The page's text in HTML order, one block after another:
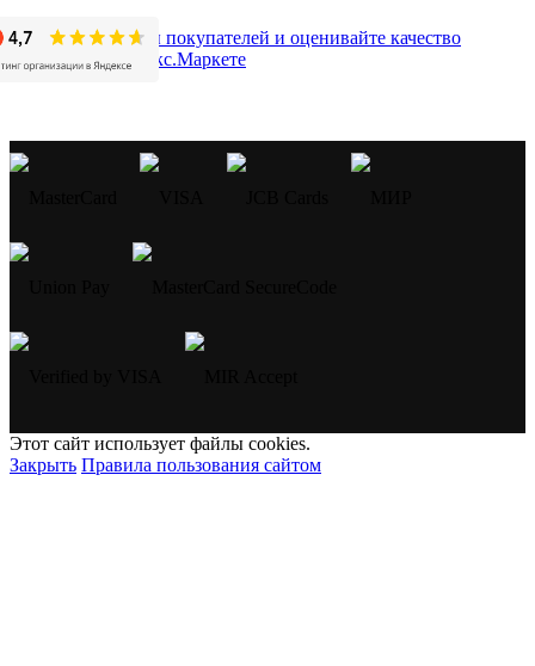
Этот сайт использует файлы cookies.
Закрыть Правила пользования сайтом